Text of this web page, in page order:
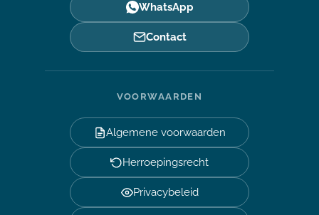
WhatsApp
Contact
VOORWAARDEN
Algemene voorwaarden
Herroepingsrecht
Privacybeleid